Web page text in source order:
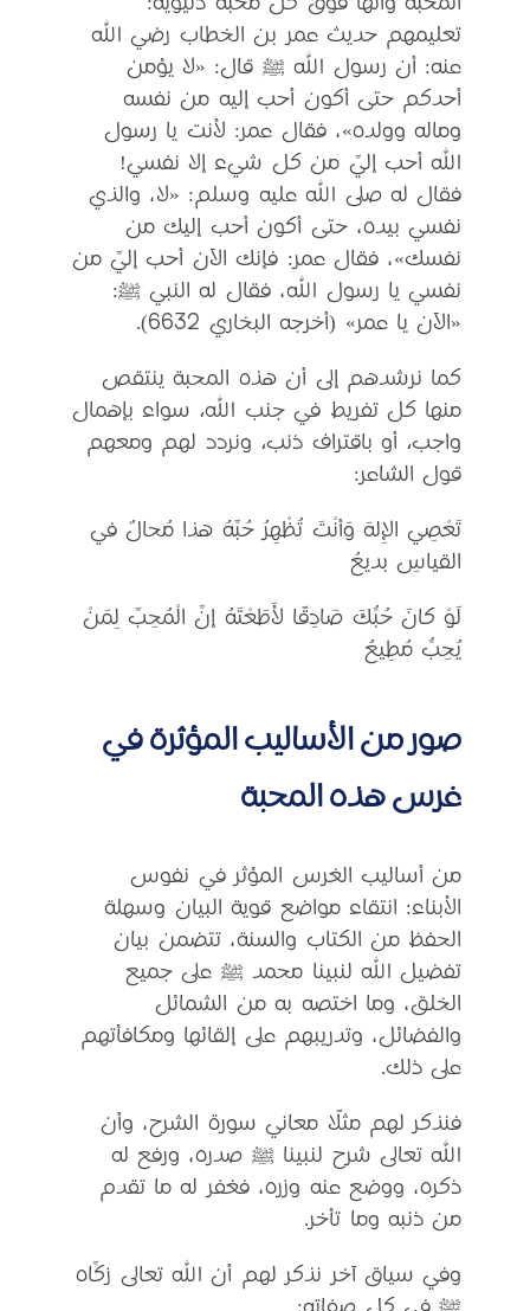
تعليمهم حديث عمر بن الخطاب رضي الله
عنه: أن رسول الله ﷺ قال: «لا يؤمن
أحدكم حتى أكون أحب إليه من نفسه
وماله وولده»، فقال عمر: لأنت يا رسول
الله أحب إليَّ من كل شيء إلا نفسي!
فقال له صلى الله عليه وسلم: «لا، والذي
نفسي بيده، حتى أكون أحب إليك من
نفسك»، فقال عمر: فإنك الآن أحب إليَّ من
نفسي يا رسول الله، فقال له النبي ﷺ:
«الآن يا عمر» (أخرجه البخاري 6632).
كما نرشدهم إلى أن هذه المحبة ينتقص
منها كل تفريط في جنب الله، سواء بإهمال
واجب، أو باقتراف ذنب، ونردد لهم ومعهم
قول الشاعر:
تَعْصِي الإِلهَ وَأنْتَ تُظْهِرُ حُبَّهُ هذا مُحالٌ في
القياسِ بديعُ
لَوْ كانَ حُبُّكَ صَادِقًا لأَطَعْتَهُ إنَّ الْمُحِبَّ لِمَنْ
يُحِبُّ مُطِيعُ
صور من الأساليب المؤثرة في
غرس هذه المحبة
من أساليب الغرس المؤثر في نفوس
الأبناء: انتقاء مواضع قوية البيان وسهلة
الحفظ من الكتاب والسنة، تتضمن بيان
تفضيل الله لنبينا محمد ﷺ على جميع
الخلق، وما اختصه به من الشمائل
والفضائل، وتدريبهم على إلقائها ومكافأتهم
على ذلك.
فنذكر لهم مثلًا معاني سورة الشرح، وأن
الله تعالى شرح لنبينا ﷺ صدره، ورفع له
ذكره، ووضع عنه وزره، فغفر له ما تقدم
من ذنبه وما تأخر.
وفي سياق آخر نذكر لهم أن الله تعالى زكَّاه